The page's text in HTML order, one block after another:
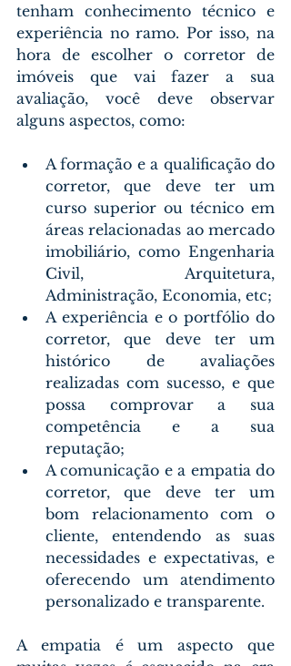
tenham conhecimento técnico e
experiência no ramo. Por isso, na
hora de escolher o corretor de
imóveis que vai fazer a sua
avaliação, você deve observar
alguns aspectos, como:
A formação e a qualificação do
corretor, que deve ter um
curso superior ou técnico em
áreas relacionadas ao mercado
imobiliário, como Engenharia
Civil, Arquitetura,
Administração, Economia, etc;
A experiência e o portfólio do
corretor, que deve ter um
histórico de avaliações
realizadas com sucesso, e que
possa comprovar a sua
competência e a sua
reputação;
A comunicação e a empatia do
corretor, que deve ter um
bom relacionamento com o
cliente, entendendo as suas
necessidades e expectativas, e
oferecendo um atendimento
personalizado e transparente.
A empatia é um aspecto que